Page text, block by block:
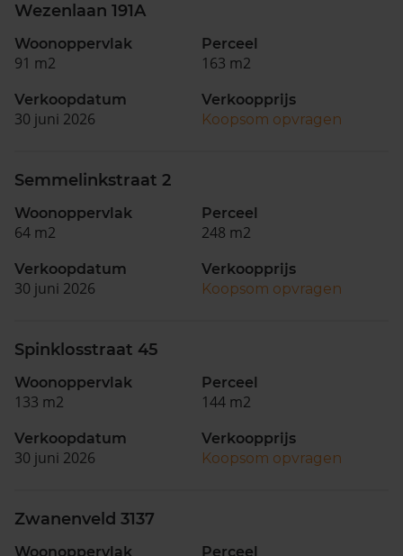
Wezenlaan 191A
Woonoppervlak
91 m2
Perceel
163 m2
Verkoopdatum
30 juni 2026
Verkoopprijs
Koopsom opvragen
Semmelinkstraat 2
Woonoppervlak
64 m2
Perceel
248 m2
Verkoopdatum
30 juni 2026
Verkoopprijs
Koopsom opvragen
Spinklosstraat 45
Woonoppervlak
133 m2
Perceel
144 m2
Verkoopdatum
30 juni 2026
Verkoopprijs
Koopsom opvragen
Zwanenveld 3137
Woonoppervlak Perceel